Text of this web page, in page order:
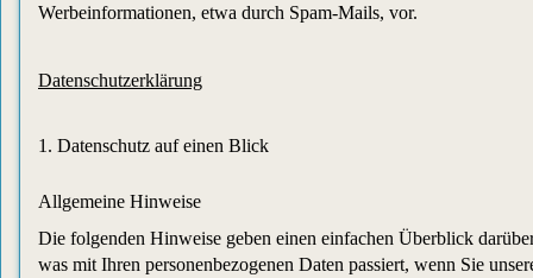
Werbeinformationen, etwa durch Spam-Mails, vor.
Datenschutzerklärung
1. Datenschutz auf einen Blick
Allgemeine Hinweise
Die folgenden Hinweise geben einen einfachen Überblick
was mit Ihren personenbezogenen Daten passiert, wenn Sie